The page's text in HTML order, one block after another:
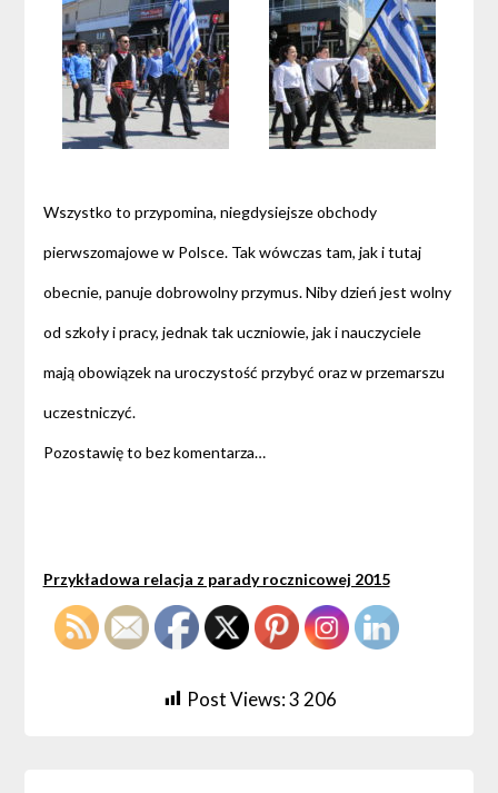
Wszystko to przypomina, niegdysiejsze obchody
pierwszomajowe w Polsce. Tak wówczas tam, jak i tutaj
obecnie, panuje dobrowolny przymus. Niby dzień jest wolny
od szkoły i pracy, jednak tak uczniowie, jak i nauczyciele
mają obowiązek na uroczystość przybyć oraz w przemarszu
uczestniczyć.
Pozostawię to bez komentarza…
Przykładowa relacja z parady rocznicowej 2015
Post Views:3 206